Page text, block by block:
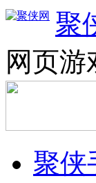
聚
网页游
聚侠